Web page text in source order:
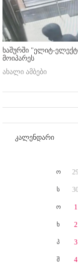
ხაშურში "ელიტ-
მოიპარეს
ახალი ამბები
კალენდარი
ო
ს
ო
ხ
პ
შ
1
2
3
4